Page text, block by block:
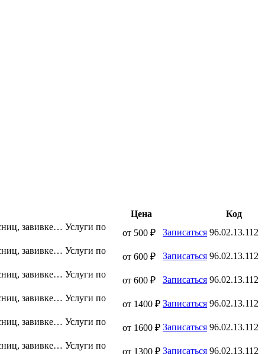
Цена
Код
завивке… Услуги по
от 500 ₽ Записаться 96.02.13.112
завивке… Услуги по
от 600 ₽ Записаться 96.02.13.112
завивке… Услуги по
от 600 ₽ Записаться 96.02.13.112
завивке… Услуги по
от 1400 ₽ Записаться 96.02.13.112
завивке… Услуги по
от 1600 ₽ Записаться 96.02.13.112
завивке… Услуги по
от 1300 ₽ Записаться 96.02.13.112